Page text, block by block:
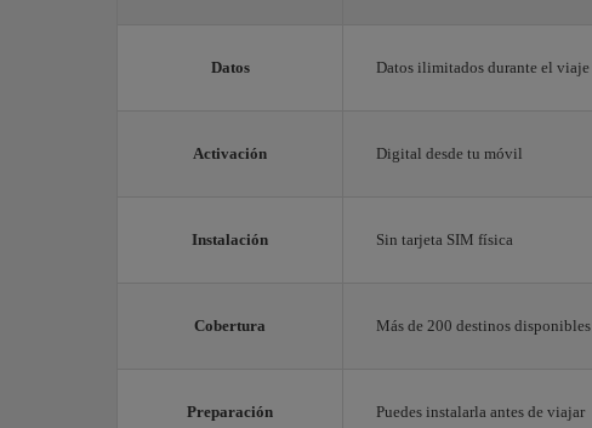
Datos Datos ilimitados durante el viaje
Activación Digital desde tu móvil
Instalación Sin tarjeta SIM física
Cobertura Más de 200 destinos disponibles
Preparación Puedes instalarla antes de viajar